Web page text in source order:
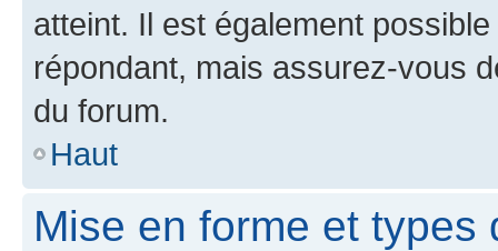
atteint. Il est également
répondant, mais assurez-vous
du forum.
Haut
Mise en forme et types